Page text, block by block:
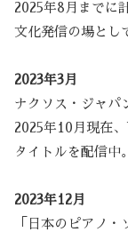
2025年8月までに
文化発信の場とし
2023年3月
ナクソス・ジャパ
2025年10月現在
タイトルを配信中。
2023年12月
「日本のピアノ